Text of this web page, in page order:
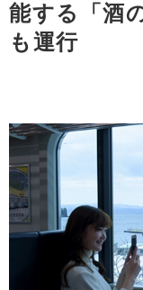
能する「酒
も運行